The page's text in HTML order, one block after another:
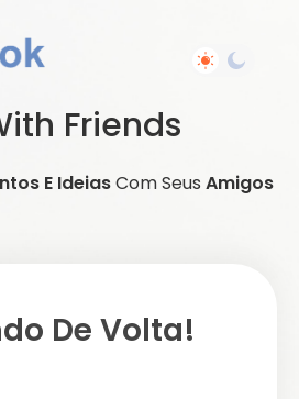
Friends
E IdeiasCom Seus Amigos
De Volta!